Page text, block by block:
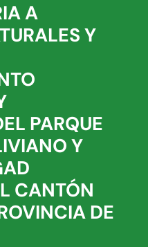
A
Y
PARQUE
Y
CANTÓN
DE